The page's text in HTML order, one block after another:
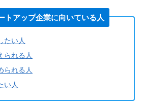
トアップ企業に向いている人
たい人
られる人
られる人
い人